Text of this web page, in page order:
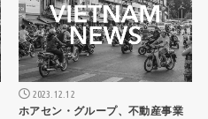
2023.12.12
ホアセン・グループ、不動産事業